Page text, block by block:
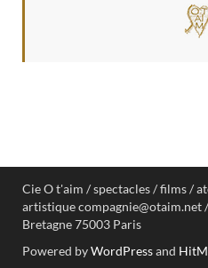
Cie O t'aim / spectacles / films /
artistique compagnie@otaim.net
Bretagne 75003 Paris
Powered byWordPressand